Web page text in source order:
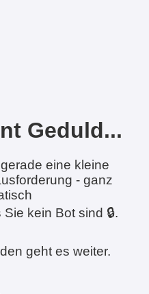
Geduld...
eine kleine
- ganz
kein Bot sind 🔒.
geht es weiter.